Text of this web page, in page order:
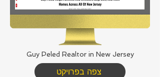
Guy Peled Realtor in New Jersey
צפה בפרויקט